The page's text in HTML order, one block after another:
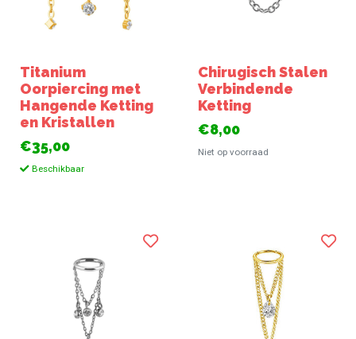
Titanium
Oorpiercing met
Hangende Ketting
en Kristallen
€35,00
Beschikbaar
Chirugisch Stalen
Verbindende
Ketting
€8,00
Niet op voorraad